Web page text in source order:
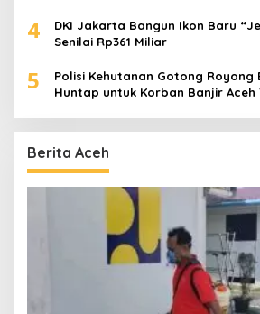
4
DKI Jakarta Bangun Ikon Baru
Senilai Rp361 Miliar
5
Polisi Kehutanan Gotong Royong
Huntap untuk Korban Banjir Aceh
Berita Aceh